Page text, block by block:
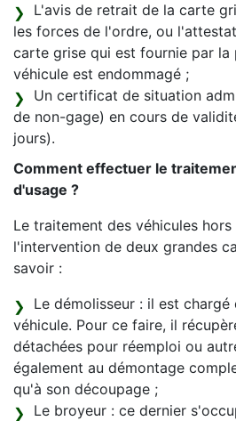
L'avis de retrait de la carte
les forces de l'ordre, ou
carte grise qui est fournie par la
véhicule est endommagé ;
Un certificat de situation
de non-gage) en cours de
jours).
Comment effectuer le
d'usage ?
Le traitement des véhicules
l'intervention de deux grandes
savoir :
Le démolisseur : il est
véhicule. Pour ce faire, il
détachées pour réemploi ou
également au démontage
qu'à son découpage ;
Le broyeur : ce dernier